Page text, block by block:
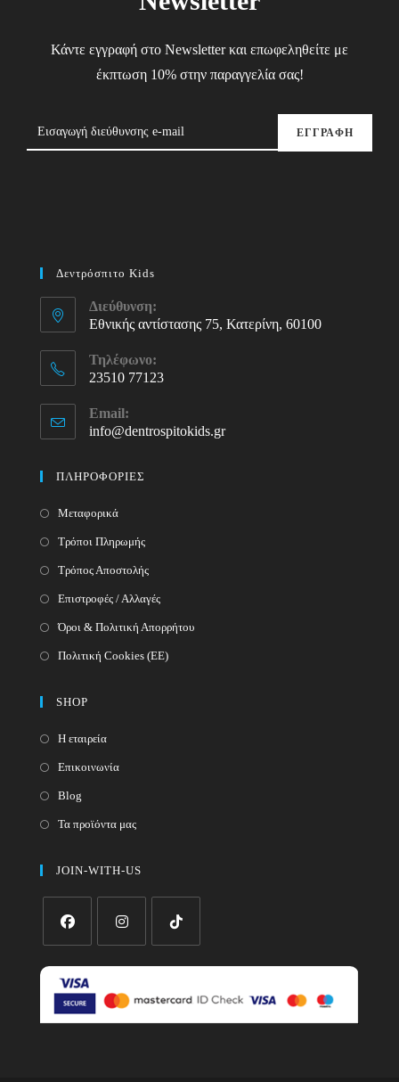
Κάντε εγγραφή στο Newsletter και επωφεληθείτε με
έκπτωση 10% στην παραγγελία σας!
ΕΓΓΡΑΦΗ
Δεντρόσπιτο Kids
Διεύθυνση:
Εθνικής αντίστασης 75, Κατερίνη, 60100
Τηλέφωνο:
23510 77123
in
your
Email:
info@dentrospitokids.grOpens
ΠΛΗΡΟΦΟΡΙΕΣ
Μεταφορικά
Τρόποι Πληρωμής
Τρόπος Αποστολής
Επιστροφές / Αλλαγές
Όροι & Πολιτική Απορρήτου
Πολιτική Cookies (ΕΕ)
SHOP
Η εταιρεία
Επικοινωνία
Blog
Τα προϊόντα μας
JOIN-WITH-US
new
new
a
new